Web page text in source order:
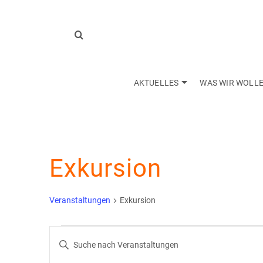
AKTUELLES WAS WIR
Exkursion
Veranstaltungen Exkursion
Veranstaltungen
Veranstaltungen
Bitte